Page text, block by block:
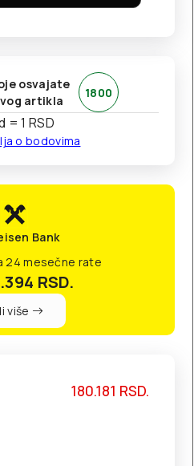
osvajate
artikla
1800
= 1 RSD
o bodovima
Bank
24 mesečne rate
RSD.
više
180.181 RSD.